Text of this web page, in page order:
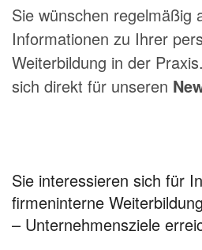
Sie wünschen regelmäßig
Informationen zu Ihrer
Weiterbildung in der
sich direkt für unseren
Sie interessieren sich für
firmeninterne
– Unternehmensziele